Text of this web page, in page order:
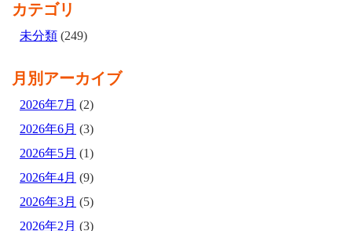
カテゴリ
未分類 (249)
月別アーカイブ
2026年7月 (2)
2026年6月 (3)
2026年5月 (1)
2026年4月 (9)
2026年3月 (5)
2026年2月 (3)